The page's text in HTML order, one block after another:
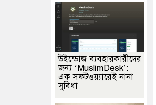
উইন্ডোজ ব্যবহারকারীদের
জন্য ‘MuslimDesk’:
এক সফটওয়্যারেই নানা
সুবিধা